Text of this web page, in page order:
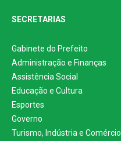
SECRETARIAS
Gabinete do Prefeito
Administração e Finanças
Assistência Social
Educação e Cultura
Esportes
Governo
Turismo, Indústria e Comércio